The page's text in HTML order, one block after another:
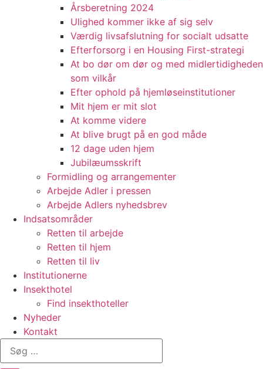
Årsberetning 2024
Ulighed kommer ikke af sig selv
Værdig livsafslutning for socialt udsatte
Efterforsorg i en Housing First-strategi
At bo dør om dør og med midlertidigheden
som vilkår
Efter ophold på hjemløseinstitutioner
Mit hjem er mit slot
At komme videre
At blive brugt på en god måde
12 dage uden hjem
Jubilæumsskrift
Formidling og arrangementer
Arbejde Adler i pressen
Arbejde Adlers nyhedsbrev
Indsatsområder
Retten til arbejde
Retten til hjem
Retten til liv
Institutionerne
Insekthotel
Find insekthoteller
Nyheder
Kontakt
Søg